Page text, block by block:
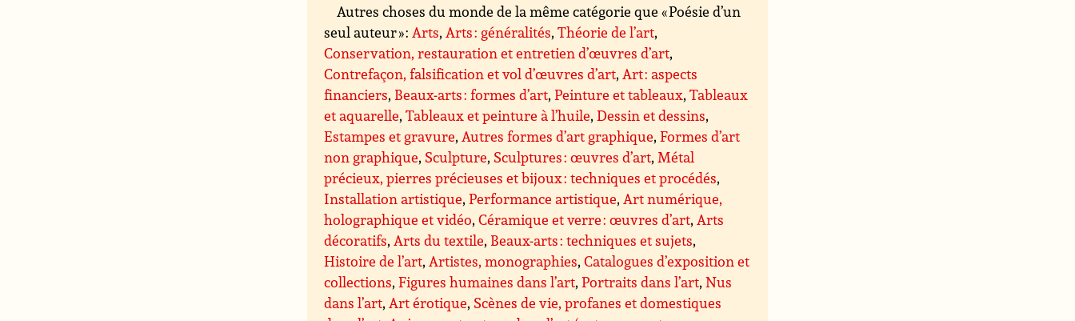
Autres choses du monde de la même catégorie que « Poésie d’un
seul auteur » :Arts,Arts : généralités,Théorie de l’art,
Conservation, restauration et entretien d’œuvres d’art,
Contrefaçon, falsification et vol d’œuvres d’art,Art : aspects
financiers, Beaux-arts : formes d’art,Peinture et tableaux,Tableaux
et aquarelle,Tableaux et peinture à l’huile,Dessin et dessins,
Estampes et gravure,Autres formes d’art graphique,Formes d’art
non graphique, Sculpture, Sculptures : œuvres d’art,Métal
précieux, pierres précieuses et bijoux : techniques et procédés,
Installation artistique,Performance artistique,Art numérique,
holographique et vidéo,Céramique et verre : œuvres d’art,Arts
décoratifs,Arts du textile, Beaux-arts : techniques et sujets,
Histoire de l’art,Artistes, monographies,Catalogues d’exposition et
collections,Figures humaines dans l’art,Portraits dans l’art,Nus
dans l’art,Art érotique, Scènes de vie, profanes et domestiques